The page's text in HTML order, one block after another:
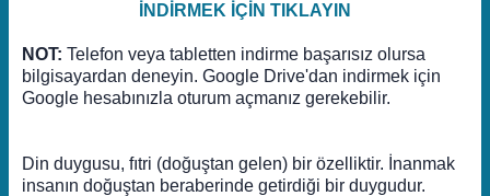
İNDİRMEK İÇİN TIKLAYIN
NOT: Telefon veya tabletten indirme başarısız olursa
bilgisayardan deneyin. Google Drive'dan indirmek için
Google hesabınızla oturum açmanız gerekebilir.
Din duygusu, fıtri (doğuştan gelen) bir özelliktir. İnanmak
insanın doğuştan beraberinde getirdiği bir duygudur.